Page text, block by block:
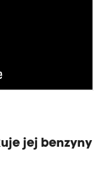
jej benzyny